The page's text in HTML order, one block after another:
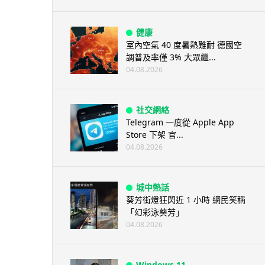
健康
室內空氣 40 度暑熱難耐 德國空
調普及率僅 3% 大眾繼...
04.08.2026
社交網絡
Telegram 一度從 Apple App
Store 下架 官...
04.08.2026
城中熱話
葵芳街燈狂閃近 1 小時 網民笑稱
「幻彩泳葵芳」
04.08.2026